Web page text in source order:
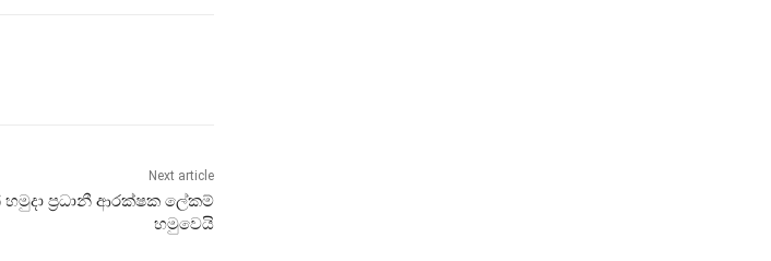
Next article
ප්‍රධානී ආරක්ෂක ලේකම්
හමුවෙයි